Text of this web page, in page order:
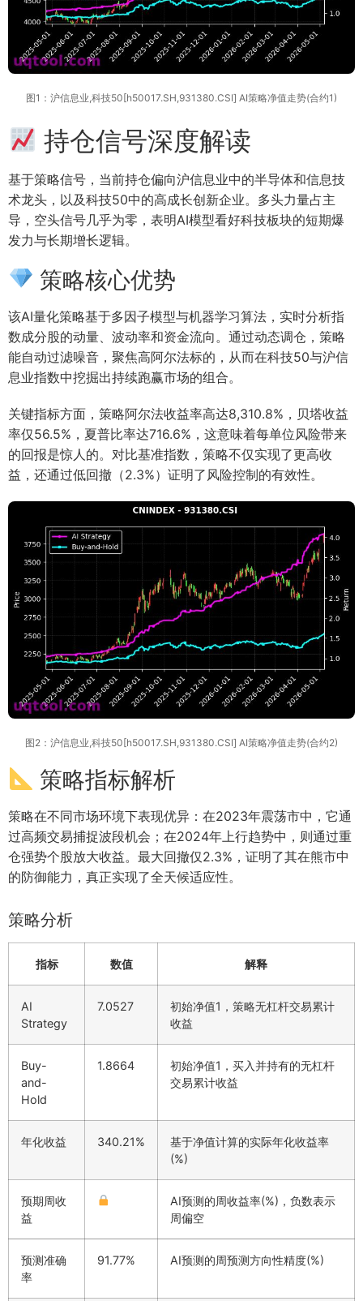
图1：沪信息业,科技50[h50017.SH,931380.CSI] AI策略净值走势(合约1)
持仓信号深度解读
基于策略信号，当前持仓偏向沪信息业中的半导体和信息技
术龙头，以及科技50中的高成长创新企业。多头力量占主
导，空头信号几乎为零，表明AI模型看好科技板块的短期爆
发力与长期增长逻辑。
策略核心优势
该AI量化策略基于多因子模型与机器学习算法，实时分析指
数成分股的动量、波动率和资金流向。通过动态调仓，策略
能自动过滤噪音，聚焦高阿尔法标的，从而在科技50与沪信
息业指数中挖掘出持续跑赢市场的组合。
关键指标方面，策略阿尔法收益率高达8,310.8%，贝塔收益
率仅56.5%，夏普比率达716.6%，这意味着每单位风险带来
的回报是惊人的。对比基准指数，策略不仅实现了更高收
益，还通过低回撤（2.3%）证明了风险控制的有效性。
图2：沪信息业,科技50[h50017.SH,931380.CSI] AI策略净值走势(合约2)
策略指标解析
策略在不同市场环境下表现优异：在2023年震荡市中，它通
过高频交易捕捉波段机会；在2024年上行趋势中，则通过重
仓强势个股放大收益。最大回撤仅2.3%，证明了其在熊市中
的防御能力，真正实现了全天候适应性。
策略分析
指标 数值 解释
AI
Strategy
7.0527
初始净值1，策略无杠杆交易累计
收益
Buy-
and-
Hold
1.8664
初始净值1，买入并持有的无杠杆
交易累计收益
年化收益 340.21%
基于净值计算的实际年化收益率
(%)
预期周收
益
AI预测的周收益率(%)，负数表示
周偏空
预测准确
率
91.77% AI预测的周预测方向性精度(%)